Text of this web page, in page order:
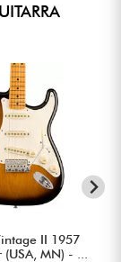
II 1957
MN) - ...